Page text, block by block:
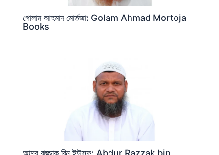
গোলাম আহমাদ মোর্তজা: Golam Ahmad Mortoja
Books
আব্দুর রাজ্জাক বিন ইউসুফ: Abdur Razzak bin